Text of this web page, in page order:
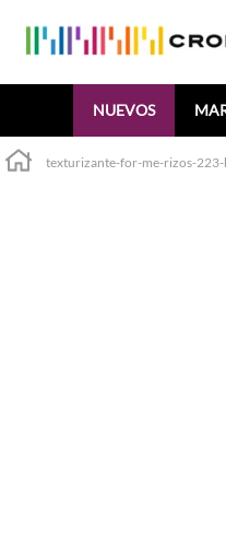
NUEVOS
texturizante-for-me-rizos-